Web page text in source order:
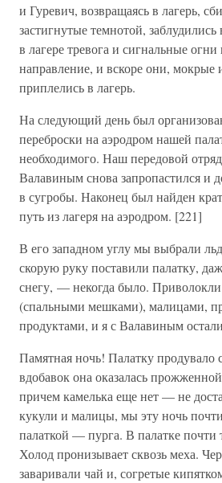
и Гуревич, возвращаясь в лагерь,
застигнутые темнотой,
в лагере тревога и сигнальные
направление, и вскоре они, мокрые
приплелись в лагерь.
На следующий день был
переброски на аэродром нашей
необходимого. Наш передовой
Валавиным снова запропастился и
в сугробы. Наконец был найден
путь из лагеря на аэродром. [221]
В его западном углу мы выбрали
скорую руку поставили палатку,
снегу, — некогда было. Приволокли
(спальными мешками), малицами,
продуктами, и я с Валавиным
Памятная ночь! Палатку продувало
вдобавок она оказалась
причем камелька еще нет — не
кукули и малицы, мы эту ночь
палаткой — пурга. В палатке
Холод пронизывает сквозь меха.
заваривали чай и, согретые